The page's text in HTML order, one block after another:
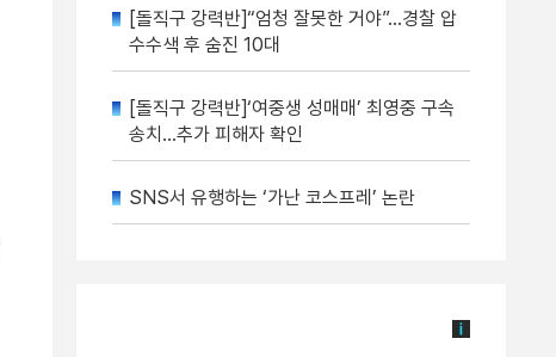
[돌직구 강력반]“엄청 잘못한 거야”…경찰 압
수수색 후 숨진 10대
[돌직구 강력반]‘여중생 성매매’ 최영중 구속
송치…추가 피해자 확인
SNS서 유행하는 ‘가난 코스프레’ 논란